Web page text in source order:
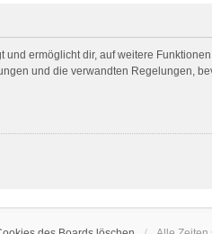
ermöglicht dir, auf weitere
und die verwandten Regelungen,